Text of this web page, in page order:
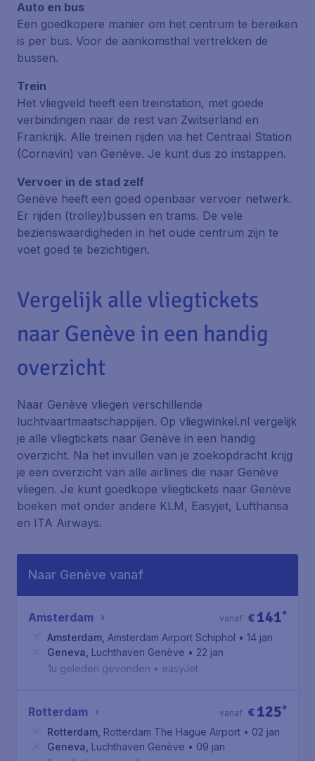
Auto en bus
Een goedkopere manier om het centrum te bereiken
is per bus. Voor de aankomsthal vertrekken de
bussen.
Trein
Het vliegveld heeft een treinstation, met goede
verbindingen naar de rest van Zwitserland en
Frankrijk. Alle treinen rijden via het Centraal Station
(Cornavin) van Genève. Je kunt dus zo instappen.
Vervoer in de stad zelf
Genève heeft een goed openbaar vervoer netwerk.
Er rijden (trolley)bussen en trams. De vele
bezienswaardigheden in het oude centrum zijn te
voet goed te bezichtigen.
Vergelijk alle vliegtickets
naar Genève in een handig
overzicht
Naar Genève vliegen verschillende
luchtvaartmaatschappijen. Op vliegwinkel.nl vergelijk
je alle vliegtickets naar Genève in een handig
overzicht. Na het invullen van je zoekopdracht krijg
je een overzicht van alle airlines die naar Genève
vliegen. Je kunt goedkope vliegtickets naar Genève
boeken met onder andere KLM, Easyjet, Lufthansa
en ITA Airways.
Naar Genève vanaf
Amsterdam € 141*
vanaf
Amsterdam Amsterdam Airport Schiphol • 14 jan
Geneva Luchthaven Genève • 22 jan
1u geleden gevonden • easyJet
Rotterdam € 125*
vanaf
Rotterdam Rotterdam The Hague Airport • 02 jan
Geneva Luchthaven Genève • 09 jan